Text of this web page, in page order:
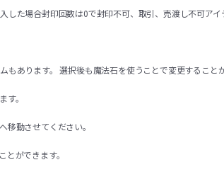
た場合封印回数は0で封印不可、取引、売渡し不可アイ
あります。 選択後も魔法石を使うことで変更することが
す。
移動させてください。
ができます。